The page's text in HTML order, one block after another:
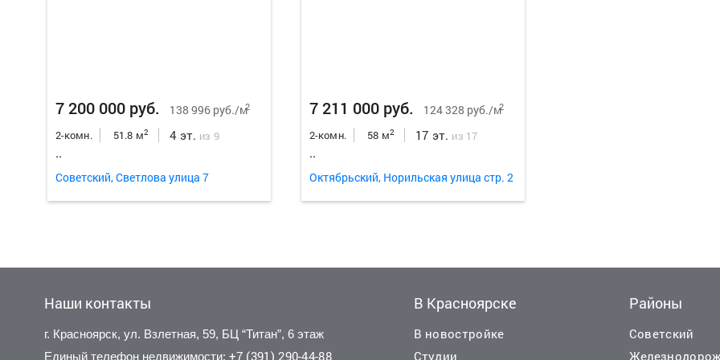
7 200 000 руб. 138 996 руб./м2
2-комн. 51.8 м2 4 эт. из 9
..
Советский, Светлова улица 7
7 211 000 руб. 124 328 руб./м2
2-комн. 58 м2 17 эт. из 17
..
Октябрьский, Норильская улица стр. 2
Наши контакты
г. Красноярск, ул. Взлетная, 59, БЦ “Титан”, 6 этаж
Единый телефон недвижимости: +7 (391) 290-44-88
В Красноярске
В новостройке
Студии
Районы
Советский